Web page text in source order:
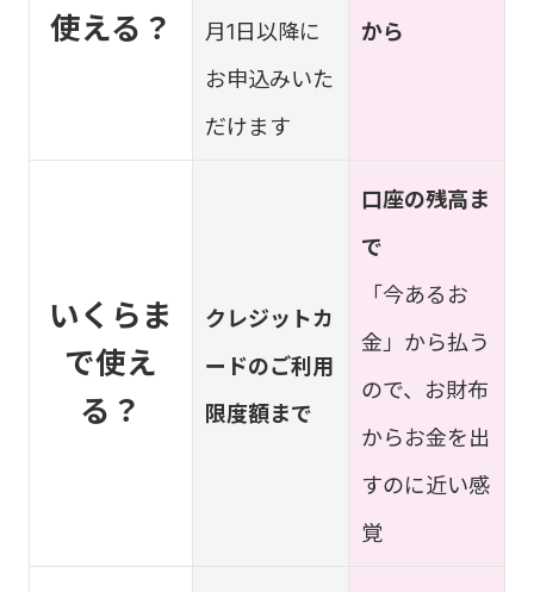
使える？
月1日以降に
お申込みいた
だけます
から
いくらま
で使え
る？
クレジットカ
ードのご利用
限度額まで
口座の残高ま
で
「今あるお
金」から払う
ので、お財布
からお金を出
すのに近い感
覚